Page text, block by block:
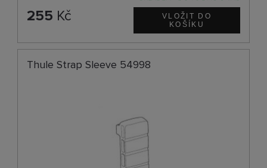
255 Kč
Thule Strap Sleeve 54998